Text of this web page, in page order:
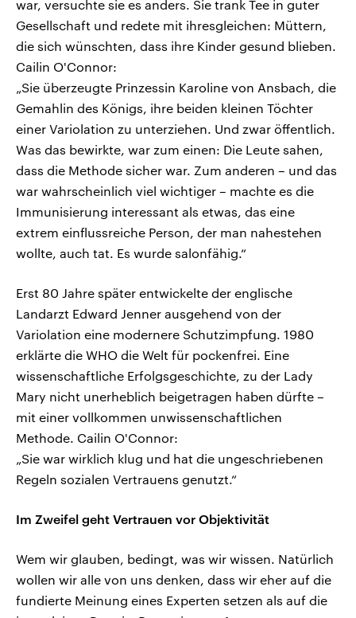
war, versuchte sie es anders. Sie trank Tee in guter
Gesellschaft und redete mit ihresgleichen: Müttern,
die sich wünschten, dass ihre Kinder gesund blieben.
Cailin O'Connor:
„Sie überzeugte Prinzessin Karoline von Ansbach, die
Gemahlin des Königs, ihre beiden kleinen Töchter
einer Variolation zu unterziehen. Und zwar öffentlich.
Was das bewirkte, war zum einen: Die Leute sahen,
dass die Methode sicher war. Zum anderen – und das
war wahrscheinlich viel wichtiger – machte es die
Immunisierung interessant als etwas, das eine
extrem einflussreiche Person, der man nahestehen
wollte, auch tat. Es wurde salonfähig.“
Erst 80 Jahre später entwickelte der englische
Landarzt Edward Jenner ausgehend von der
Variolation eine modernere Schutzimpfung. 1980
erklärte die WHO die Welt für pockenfrei. Eine
wissenschaftliche Erfolgsgeschichte, zu der Lady
Mary nicht unerheblich beigetragen haben dürfte –
mit einer vollkommen unwissenschaftlichen
Methode. Cailin O'Connor:
„Sie war wirklich klug und hat die ungeschriebenen
Regeln sozialen Vertrauens genutzt.“
Im Zweifel geht Vertrauen vor Objektivität
Wem wir glauben, bedingt, was wir wissen. Natürlich
wollen wir alle von uns denken, dass wir eher auf die
fundierte Meinung eines Experten setzen als auf die